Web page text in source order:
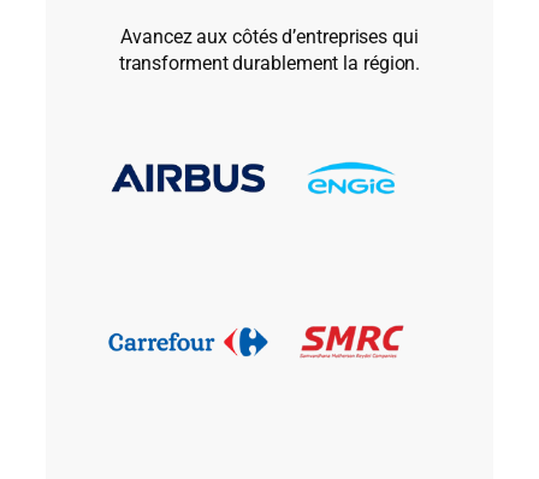
Avancez aux côtés d’entreprises qui
transforment durablement la région.